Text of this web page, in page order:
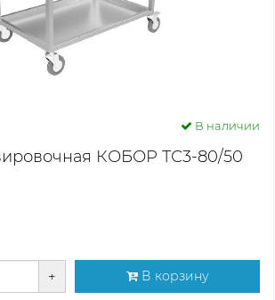
В наличии
КОБОР ТС3-80/50
+ В корзину